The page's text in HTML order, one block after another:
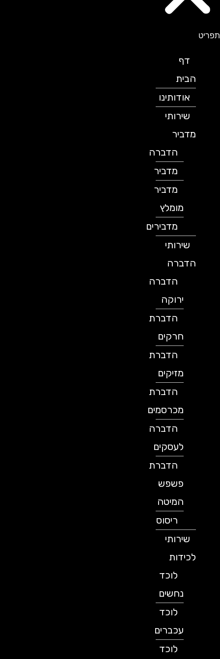
תפריט
דף
הבית
אודותינו
שירותי
מדביר
הדברה
מדביר
מדביר
מומלץ
מדבירים
שירותי
הדברה
הדברה
ירוקה
הדברת
חרקים
הדברת
מזיקים
הדברת
מכרסמים
הדברה
לעסקים
הדברת
פשפש
המיטה
ריסוס
שירותי
לכידות
לוכד
נחשים
לוכד
עכברים
לוכד